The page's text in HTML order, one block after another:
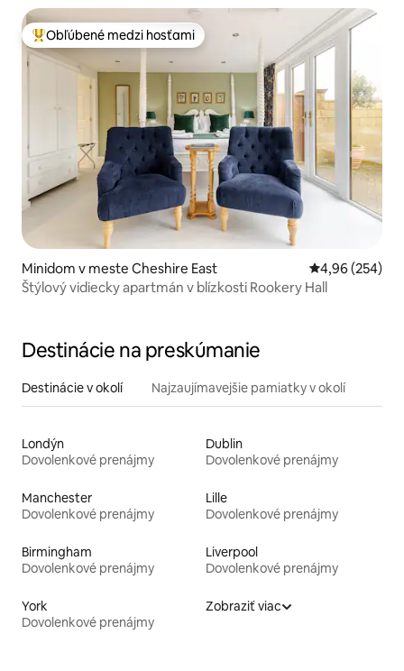
Najobľúbenejšie medzi hosťami
Obľúbené medzi hosťami
Minidom v meste Cheshire East Priemerné
4,96 (254)
Štýlový vidiecky apartmán v blízkosti Rookery Hall
Destinácie na preskúmanie
Destinácie v okolí Najzaujímavejšie pamiatky v okolí
Londýn
Dovolenkové prenájmy
Dublin
Dovolenkové prenájmy
Manchester
Dovolenkové prenájmy
Lille
Dovolenkové prenájmy
Birmingham
Dovolenkové prenájmy
Liverpool
Dovolenkové prenájmy
York
Dovolenkové prenájmy
Zobraziť viac